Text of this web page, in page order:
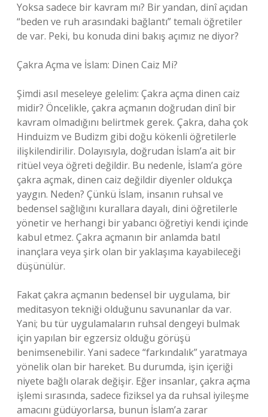
Yoksa sadece bir kavram mı? Bir yandan, dinî açıdan
“beden ve ruh arasındaki bağlantı” temalı öğretiler
de var. Peki, bu konuda dini bakış açımız ne diyor?
Çakra Açma ve İslam: Dinen Caiz Mi?
Şimdi asıl meseleye gelelim: Çakra açma dinen caiz
midir? Öncelikle, çakra açmanın doğrudan dinî bir
kavram olmadığını belirtmek gerek. Çakra, daha çok
Hinduizm ve Budizm gibi doğu kökenli öğretilerle
ilişkilendirilir. Dolayısıyla, doğrudan İslam’a ait bir
ritüel veya öğreti değildir. Bu nedenle, İslam’a göre
çakra açmak, dinen caiz değildir diyenler oldukça
yaygın. Neden? Çünkü İslam, insanın ruhsal ve
bedensel sağlığını kurallara dayalı, dini öğretilerle
yönetir ve herhangi bir yabancı öğretiyi kendi içinde
kabul etmez. Çakra açmanın bir anlamda batıl
inançlara veya şirk olan bir yaklaşıma kayabileceği
düşünülür.
Fakat çakra açmanın bedensel bir uygulama, bir
meditasyon tekniği olduğunu savunanlar da var.
Yani; bu tür uygulamaların ruhsal dengeyi bulmak
için yapılan bir egzersiz olduğu görüşü
benimsenebilir. Yani sadece “farkındalık” yaratmaya
yönelik olan bir hareket. Bu durumda, işin içeriği
niyete bağlı olarak değişir. Eğer insanlar, çakra açma
işlemi sırasında, sadece fiziksel ya da ruhsal iyileşme
amacını güdüyorlarsa, bunun İslam’a zarar